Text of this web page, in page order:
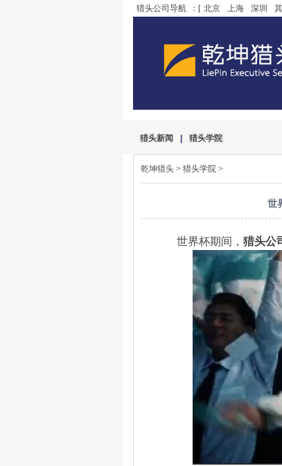
猎头公司导航 ：[ 北京 上海 深圳
猎头新闻 猎头学院
乾坤猎头 > 猎头学院 >
世
世界杯期间， 猎头公